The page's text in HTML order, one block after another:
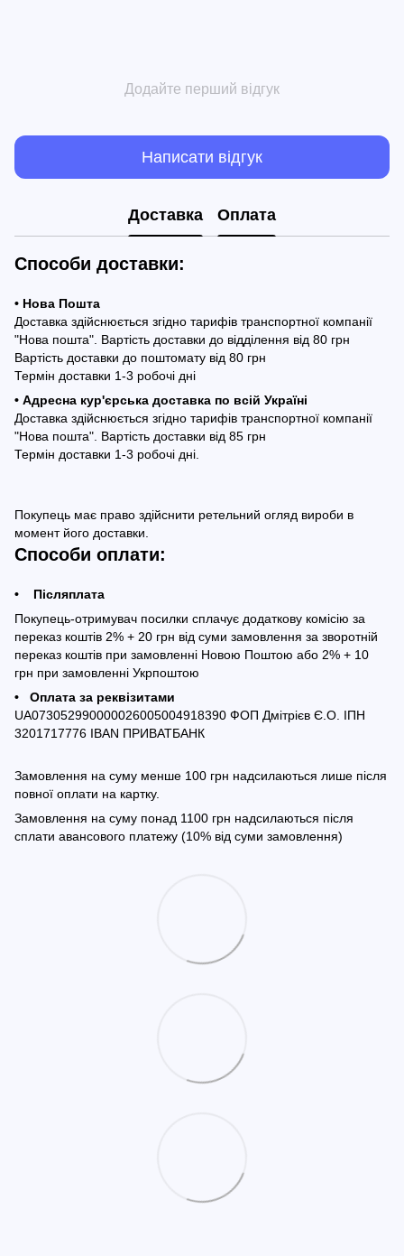
Додайте перший відгук
Написати відгук
Доставка Оплата
Способи доставки:
• Нова Пошта
Доставка здійснюється згідно тарифів транспортної компанії
"Нова пошта". Вартість доставки до відділення від 80 грн
Вартість доставки до поштомату від 80 грн
Термін доставки 1-3 робочі дні
• Адресна кур'єрська доставка по всій Україні
Доставка здійснюється згідно тарифів транспортної компанії
"Нова пошта". Вартість доставки від 85 грн
Термін доставки 1-3 робочі дні.
Покупець має право здійснити ретельний огляд вироби в
момент його доставки.
Способи оплати:
• Післяплата
Покупець-отримувач посилки сплачує додаткову комісію за
переказ коштів 2% + 20 грн від суми замовлення за зворотній
переказ коштів при замовленні Новою Поштою або 2% + 10
грн при замовленні Укрпоштою
• Оплата за реквізитами
UA073052990000026005004918390 ФОП Дмітрієв Є.О. ІПН
3201717776 IBAN ПРИВАТБАНК
Замовлення на суму менше 100 грн надсилаються лише після
повної оплати на картку.
Замовлення на суму понад 1100 грн надсилаються після
сплати авансового платежу (10% від суми замовлення)